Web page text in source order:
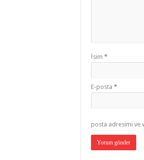
İsim *
E-posta *
posta adresimi ve